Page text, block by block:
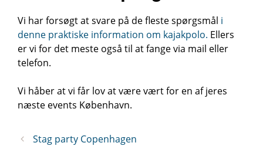
Vi har forsøgt at svare på de fleste spørgsmål i
denne praktiske information om kajakpolo. Ellers
er vi for det meste også til at fange via mail eller
telefon.
Vi håber at vi får lov at være vært for en af jeres
næste events København.
Stag party Copenhagen